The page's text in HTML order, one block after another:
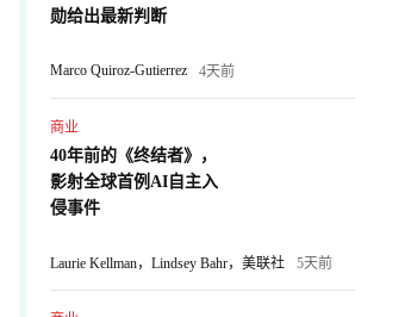
勋给出最新判断
Marco Quiroz-Gutierrez 4天前
商业
40年前的《终结者》，
影射全球首例AI自主入
侵事件
Laurie Kellman，Lindsey Bahr，美联社 5天前